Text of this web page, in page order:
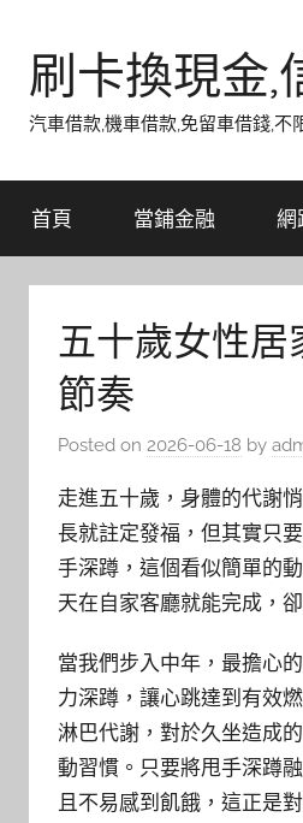
content刷卡換現金,
汽車借款,機車借款,免留車借錢,不
首頁 當鋪金融 網
五十歲女性
節奏
Posted on 2026-06-18 by
走進五十歲，身體的代謝
長就註定發福，但其實只
手深蹲，這個看似簡單的
天在自家客廳就能完成，
當我們步入中年，最擔心
力深蹲，讓心跳達到有效
淋巴代謝，對於久坐造成
動習慣。只要將甩手深蹲
且不易感到飢餓，這正是